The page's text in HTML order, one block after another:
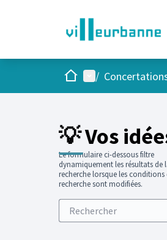
AccueilMenu principal
/
💡 Vos
Le formulaire ci-dessous filtre
dynamiquement les résultats de
recherche lorsque les conditions
recherche sont modifiées.